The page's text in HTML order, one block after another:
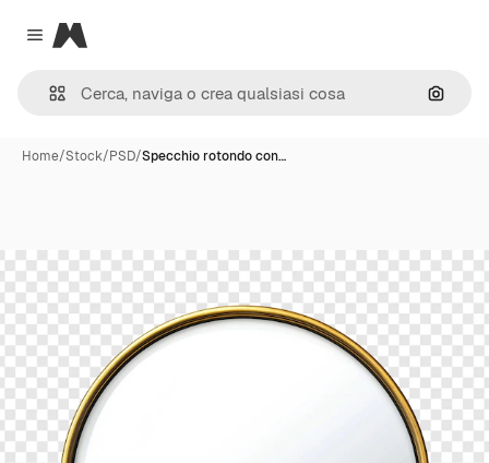
Close menu
Magnific
Cerca
Home/Stock/PSD/Specchio rotondo con…